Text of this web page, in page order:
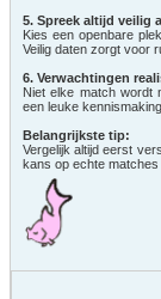
5. Spreek altijd veilig
Kies een openbare
Veilig daten zorgt voor
6. Verwachtingen
Niet elke match wordt
een leuke
Belangrijkste tip:
Vergelijk altijd eerst
kans op echte matches